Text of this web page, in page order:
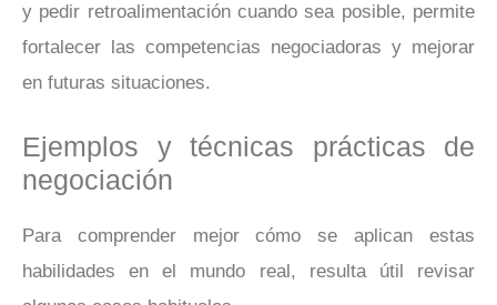
y pedir retroalimentación cuando sea posible, permite
fortalecer las competencias negociadoras y mejorar
en futuras situaciones.
Ejemplos y técnicas prácticas de
negociación
Para comprender mejor cómo se aplican estas
habilidades en el mundo real, resulta útil revisar